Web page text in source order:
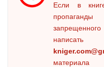
Если в
материала